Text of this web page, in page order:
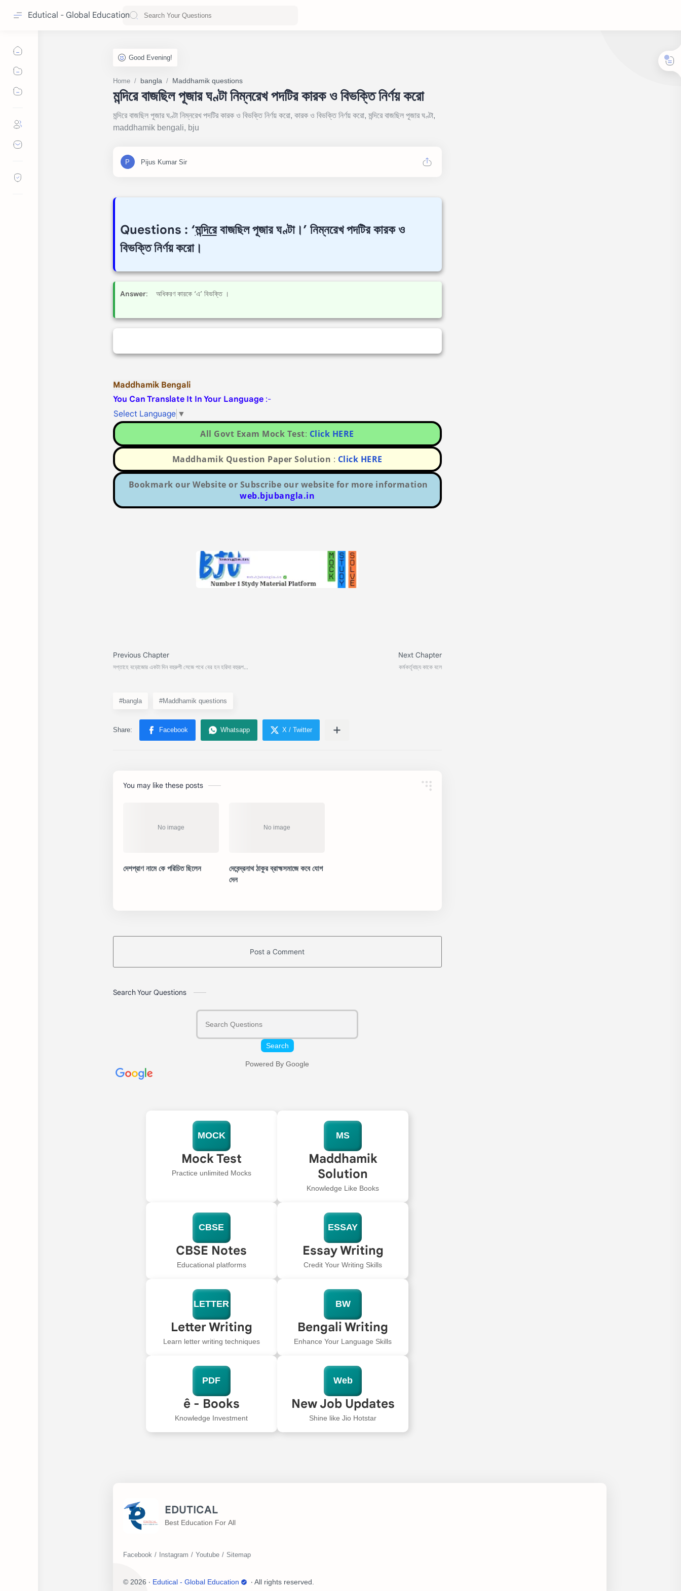
Edutical - Global Education
Home bangla Maddhamik questions
মন্দিরে বাজছিল পূজার ঘণ্টা নিম্নরেখ পদটির কারক ও বিভক্তি নির্ণয় করো
মন্দিরে বাজছিল পূজার ঘণ্টা নিম্নরেখ পদটির কারক ও বিভক্তি নির্ণয় করো, কারক ও বিভক্তি নির্ণয় করো, মন্দিরে বাজছিল পূজার ঘণ্টা,
maddhamik bengali, bju
Questions : ‘মন্দিরেবাজছিল পূজার ঘণ্টা।’ নিম্নরেখ পদটির কারক ও
বিভক্তি নির্ণয় করো।
Answer: অধিকরণ কারকে ‘এ’ বিভক্তি ।
Maddhamik Bengali
You Can Translate It In Your Language:-
Select Language ▼
All Govt Exam Mock Test: Click HERE
Maddhamik Question Paper Solution : Click HERE
Bookmark our Website or Subscribe our website for more information
web.bjubangla.in
#bangla #Maddhamik questions
You may like these posts
দেশপ্রাণ নামে কে পরিচিত ছিলেন
দেবেন্দ্রনাথ ঠাকুর ব্রাহ্মসমাজে কবে যোগ
দেন
Post a Comment
Search Your Questions
Search
Powered By Google
MOCK
Mock Test
Practice unlimited Mocks
MS
Maddhamik
Solution
Knowledge Like Books
CBSE
CBSE Notes
Educational platforms
ESSAY
Essay Writing
Credit Your Writing Skills
LETTER
Letter Writing
Learn letter writing techniques
BW
Bengali Writing
Enhance Your Language Skills
PDF
ê - Books
Knowledge Investment
Web
New Job Updates
Shine like Jio Hotstar
EDUTICAL
Best Education For All
© 2026 ‧ Edutical - Global Education ‧ All rights reserved.